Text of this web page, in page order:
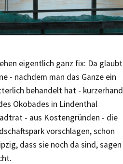
eigentlich ganz fix: Da glaubt
- nachdem man das Ganze ein
behandelt hat - kurzerhand
Ökobades in Lindenthal
- aus Kostengründen - die
vorschlagen, schon
dass sie noch da sind, sagen